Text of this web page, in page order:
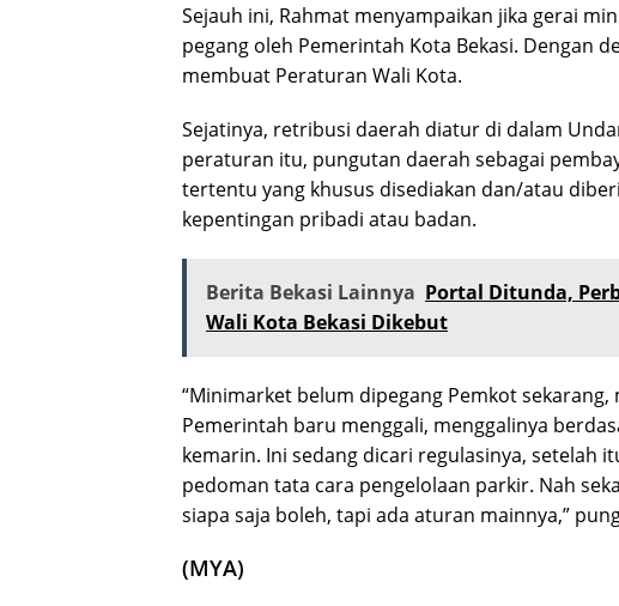
Sejauh ini, Rahmat menyampaikan jika gerai
pegang oleh Pemerintah Kota Bekasi. Dengan
membuat Peraturan Wali Kota.
Sejatinya, retribusi daerah diatur di dalam
peraturan itu, pungutan daerah sebagai
tertentu yang khusus disediakan dan/atau
kepentingan pribadi atau badan.
Berita Bekasi Lainnya Portal Ditunda,
Wali Kota Bekasi Dikebut
“Minimarket belum dipegang Pemkot
Pemerintah baru menggali, menggalinya
kemarin. Ini sedang dicari regulasinya, setelah
pedoman tata cara pengelolaan parkir. Nah
siapa saja boleh, tapi ada aturan mainnya,”
(MYA)